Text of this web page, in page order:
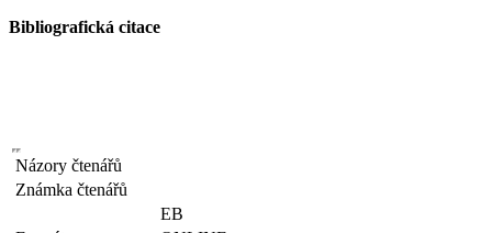
Bibliografická citace
Názory čtenářů
Známka čtenářů
EB